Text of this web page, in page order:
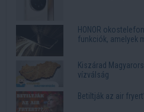
HONOR
funkciók, amelyek
Kiszárad
vízválság
Betiltják az air